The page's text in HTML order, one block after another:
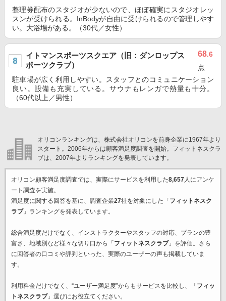
整理券配布のスタジオが少ないので、ほぼ確実にスタジオレッ
スンが受けられる。InBodyが自由に受けられるので管理しやす
い。大浴場がある。（30代／女性）
イトマンスポーツスクエア（旧：ダンロップス
ポーツクラブ）
68.6
点
駐車場が広く利用しやすい。スタッフとのコミュニケーション
良い。設備も充実している。サウナもレンガで熱量も十分。
（60代以上／男性）
オリコンランキングは、株式会社オリコンを前身企業に1967年より
スタート。2006年からは顧客満足度調査を開始。フィットネスクラ
ブは、2007年よりランキングを発表しています。
オリコン顧客満足度調査では、実際にサービスを利用した8,657人にアンケ
ート調査を実施。
満足度に関する回答を基に、調査企業27社を対象にした「 フィットネスク
ラブ」ランキングを発表しています。
総合満足度だけでなく、インストラクターやスタッフの対応、プランの豊
富さ、地域別など様々な切り口から「 フィットネスクラブ」を評価。さら
に回答者の口コミや評判といった、実際のユーザーの声も掲載していま
す。
利用料金だけでなく、“ユーザー満足度”からもサービスを比較し、「 フィッ
トネスクラブ」選びにお役立てください。